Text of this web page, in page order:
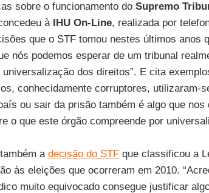
sobre o funcionamento do Supremo
à IHU On-Line, realizada por
que o STF tomou nestes últimos anos
nós podemos esperar de um tribunal
universalização dos direitos”. E cita
conhecidamente corruptores, utilizaram-
ou sair da prisão também é algo que nos
o que este órgão compreende por
a decisão do STFque classificou a
às eleições que ocorreram em 2010.
muito equivocado consegue justificar